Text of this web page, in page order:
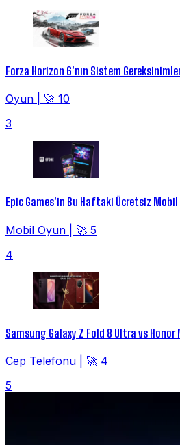
Forza Horizon 6'nın Sistem
Oyun
🚀 10
3
Epic Games'in Bu Haftaki Ücretsiz Mobil
Mobil Oyun
🚀 5
4
Samsung Galaxy Z Fold 8 Ultra vs
Cep Telefonu
🚀 4
5